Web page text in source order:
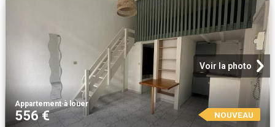
Voir la photo
Appartement·à louer
556 € NOUVEAU